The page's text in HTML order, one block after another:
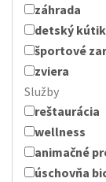
záhrada
detský kútik
športové
zviera
Služby
reštaurácia
wellness
animačné
úschovňa